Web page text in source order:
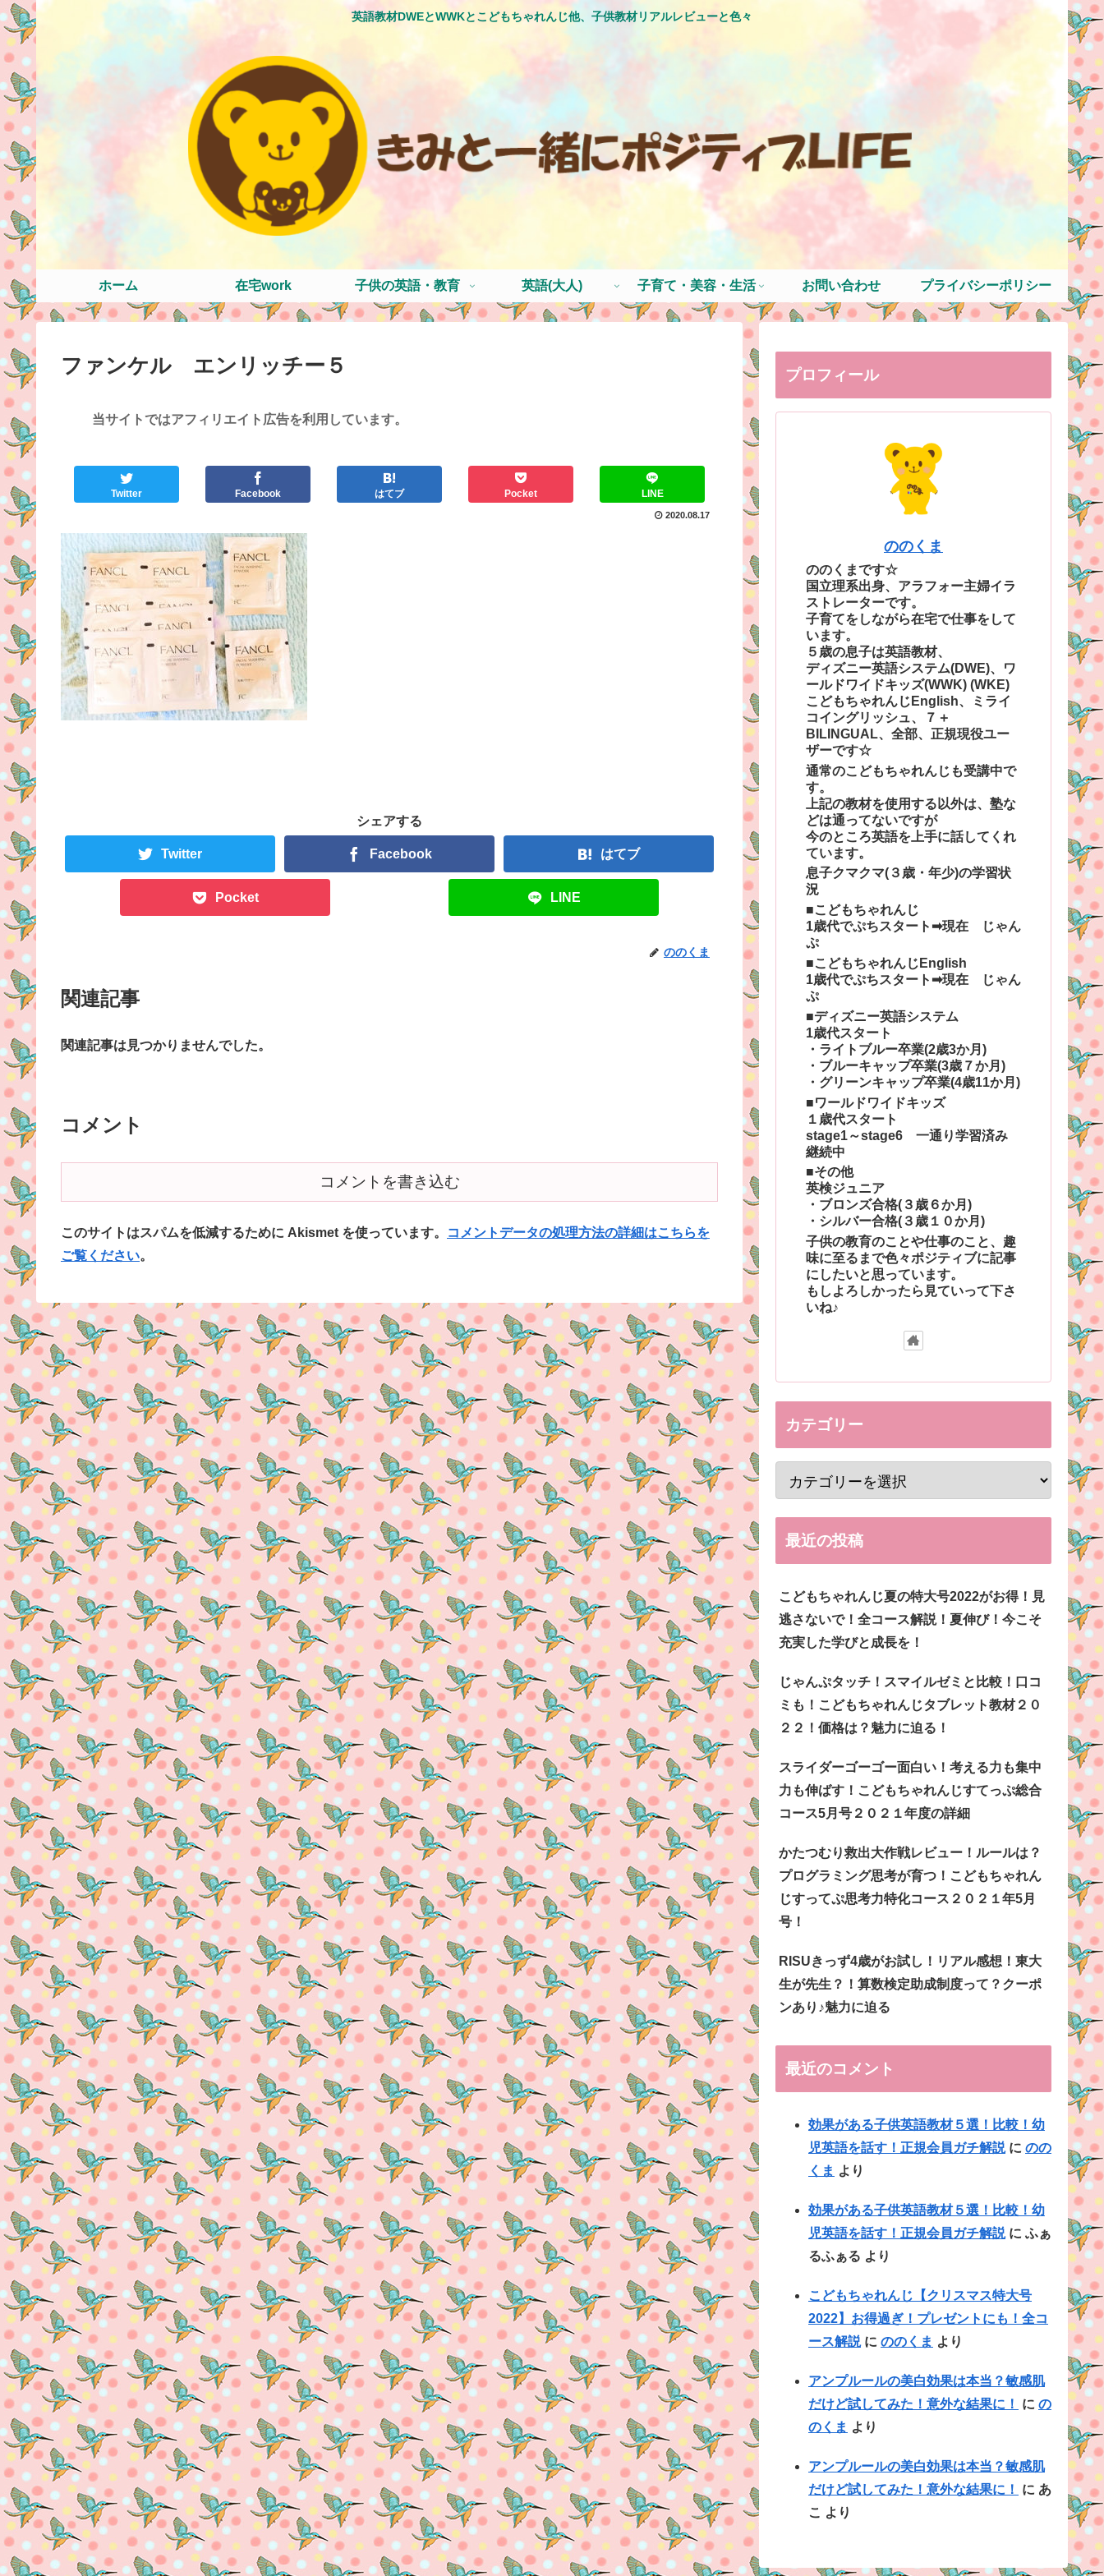
英語教材DWEとWWKとこどもちゃれんじ他、子供教材リアルレビューと色々
ホーム 在宅work 子供の英語・教育 英語(大人) 子育て・美容・生活 お問い合わせ プライバシーポリシー
ファンケル エンリッチー５
当サイトではアフィリエイト広告を利用しています。
Twitter Facebook はてブ Pocket LINE
2020.08.17
シェアする
Twitter Facebook はてブ
Pocket LINE
ののくま
関連記事
関連記事は見つかりませんでした。
コメント
コメントを書き込む
このサイトはスパムを低減するために Akismet を使っています。
コメントデータの処理方法の詳細はこちらを
ご覧ください。
プロフィール
ののくま
ののくまです☆
国立理系出身、アラフォー主婦イラ
ストレーターです。
子育てをしながら在宅で仕事をして
います。
５歳の息子は英語教材、
ディズニー英語システム(DWE)、ワ
ールドワイドキッズ(WWK) (WKE)
こどもちゃれんじEnglish、ミライ
コイングリッシュ、７＋
BILINGUAL、全部、正規現役ユー
ザーです☆
通常のこどもちゃれんじも受講中で
す。
上記の教材を使用する以外は、塾な
どは通ってないですが
今のところ英語を上手に話してくれ
ています。
息子クマクマ(３歳・年少)の学習状
況
■こどもちゃれんじ
1歳代でぷちスタート➡現在 じゃん
ぷ
■こどもちゃれんじEnglish
1歳代でぷちスタート➡現在 じゃん
ぷ
■ディズニー英語システム
1歳代スタート
・ライトブルー卒業(2歳3か月)
・ブルーキャップ卒業(3歳７か月)
・グリーンキャップ卒業(4歳11か月)
■ワールドワイドキッズ
１歳代スタート
stage1～stage6 一通り学習済み
継続中
■その他
英検ジュニア
・ブロンズ合格(３歳６か月)
・シルバー合格(３歳１０か月)
子供の教育のことや仕事のこと、趣
味に至るまで色々ポジティブに記事
にしたいと思っています。
もしよろしかったら見ていって下さ
いね♪
カテゴリー
最近の投稿
こどもちゃれんじ夏の特大号2022がお得！見
逃さないで！全コース解説！夏伸び！今こそ
充実した学びと成長を！
じゃんぷタッチ！スマイルゼミと比較！口コ
ミも！こどもちゃれんじタブレット教材２０
２２！価格は？魅力に迫る！
スライダーゴーゴー面白い！考える力も集中
力も伸ばす！こどもちゃれんじすてっぷ総合
コース5月号２０２１年度の詳細
かたつむり救出大作戦レビュー！ルールは？
プログラミング思考が育つ！こどもちゃれん
じすってぷ思考力特化コース２０２１年5月
号！
RISUきっず4歳がお試し！リアル感想！東大
生が先生？！算数検定助成制度って？クーポ
ンあり♪魅力に迫る
最近のコメント
効果がある子供英語教材５選！比較！幼
児英語を話す！正規会員ガチ解説に のの
くま より
効果がある子供英語教材５選！比較！幼
児英語を話す！正規会員ガチ解説に ふぁ
るふぁる より
こどもちゃれんじ【クリスマス特大号
2022】お得過ぎ！プレゼントにも！全コ
ース解説に ののくま より
アンプルールの美白効果は本当？敏感肌
だけど試してみた！意外な結果に！
に の
のくま より
アンプルールの美白効果は本当？敏感肌
だけど試してみた！意外な結果に！
に あ
こ より